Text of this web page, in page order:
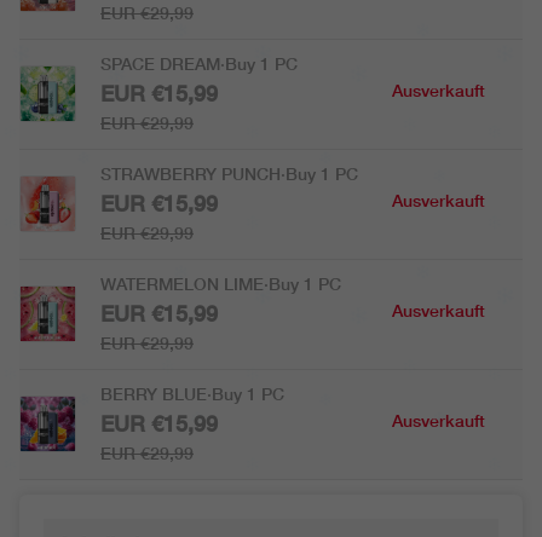
EUR €29,99
SPACE DREAM·Buy 1 PC
EUR €15,99
EUR €29,99
Ausverkauft
STRAWBERRY PUNCH·Buy 1 PC
EUR €15,99
EUR €29,99
Ausverkauft
WATERMELON LIME·Buy 1 PC
EUR €15,99
EUR €29,99
Ausverkauft
BERRY BLUE·Buy 1 PC
EUR €15,99
EUR €29,99
Ausverkauft